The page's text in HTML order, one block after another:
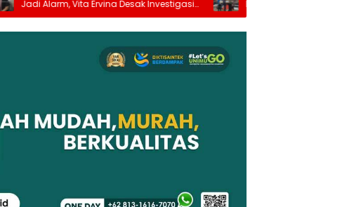
Ervina Desak Investigasi
Pengawasan Diperketat
Nasional “How To Be A Great Teacher”
Dihadiri Ribuan Guru di Purworejo